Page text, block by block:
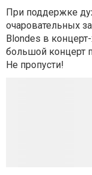
При поддержке
очаровательных
Blondes в
большой концерт
Не пропусти!